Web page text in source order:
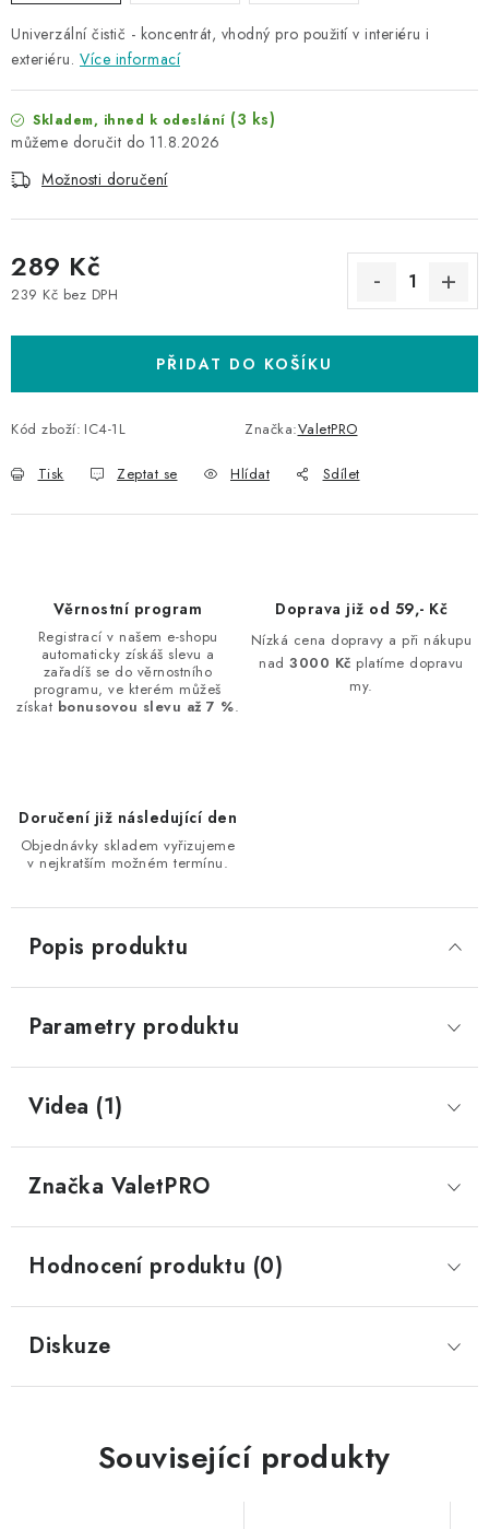
Univerzální čistič - koncentrát, vhodný pro použití v interiéru i
exteriéru. Více informací
Skladem, ihned k odeslání (3 ks)
11.8.2026
Možnosti doručení
289 Kč
239 Kč bez DPH
PŘIDAT DO KOŠÍKU
Kód zboží: IC4-1L Značka:ValetPRO
Tisk Zeptat se Hlídat Sdílet
Věrnostní program
Registrací v našem e-shopu
automaticky získáš slevu a
zařadíš se do věrnostního
programu, ve kterém můžeš
získat bonusovou slevu až 7 %.
Doprava již od 59,- Kč
Nízká cena dopravy a při nákupu
nad3000 Kč platíme dopravu
my.
Doručení již následující den
Objednávky skladem vyřizujeme
v nejkratším možném termínu.
Popis produktu
Parametry produktu
Videa (1)
Značka ValetPRO
Hodnocení produktu (0)
Diskuze
Související produkty